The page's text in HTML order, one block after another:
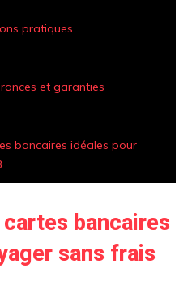
pratiques
et garanties
bancaires idéales pour
bancaires
sans frais